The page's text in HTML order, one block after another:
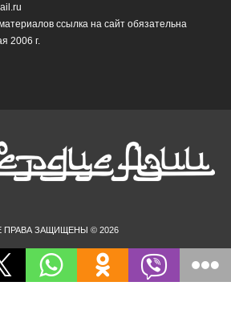
ссылка на сайт обязательна
2006 г.
ПРАВА ЗАЩИЩЕНЫ © 2026